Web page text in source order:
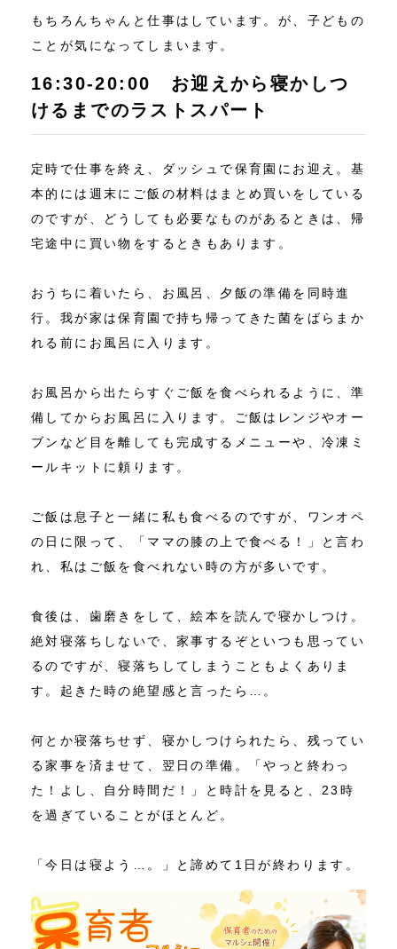
もちろんちゃんと仕事はしています。が、子どもの
ことが気になってしまいます。
16:30‐20:00 お迎えから寝かしつ
けるまでのラストスパート
定時で仕事を終え、ダッシュで保育園にお迎え。基
本的には週末にご飯の材料はまとめ買いをしている
のですが、どうしても必要なものがあるときは、帰
宅途中に買い物をするときもあります。
おうちに着いたら、お風呂、夕飯の準備を同時進
行。我が家は保育園で持ち帰ってきた菌をばらまか
れる前にお風呂に入ります。
お風呂から出たらすぐご飯を食べられるように、準
備してからお風呂に入ります。ご飯はレンジやオー
ブンなど目を離しても完成するメニューや、冷凍ミ
ールキットに頼ります。
ご飯は息子と一緒に私も食べるのですが、ワンオペ
の日に限って、「ママの膝の上で食べる！」と言わ
れ、私はご飯を食べれない時の方が多いです。
食後は、歯磨きをして、絵本を読んで寝かしつけ。
絶対寝落ちしないで、家事するぞといつも思ってい
るのですが、寝落ちしてしまうこともよくありま
す。起きた時の絶望感と言ったら…。
何とか寝落ちせず、寝かしつけられたら、残ってい
る家事を済ませて、翌日の準備。「やっと終わっ
た！よし、自分時間だ！」と時計を見ると、23時
を過ぎていることがほとんど。
「今日は寝よう…。」と諦めて1日が終わります。